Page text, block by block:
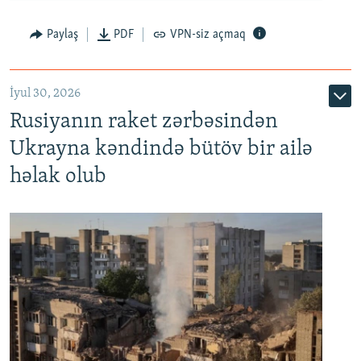
Paylaş PDF VPN-siz açmaq
İyul 30, 2026
Rusiyanın raket zərbəsindən
Ukrayna kəndində bütöv bir ailə
həlak olub